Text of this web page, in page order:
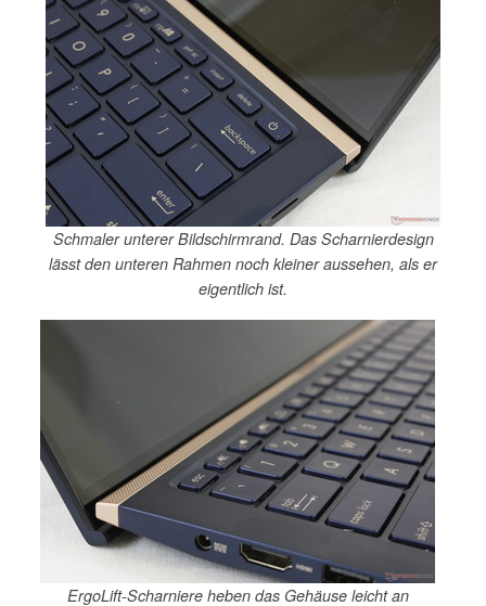
Schmaler unterer Bildschirmrand. Das Scharnierdesign
lässt den unteren Rahmen noch kleiner aussehen, als er
eigentlich ist.
ErgoLift-Scharniere heben das Gehäuse leicht an